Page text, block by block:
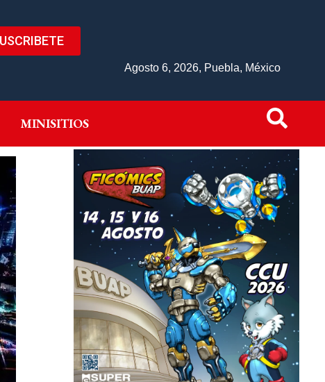
Agosto 6, 2026, Puebla, México
MINISITIOS
MINISITIOS